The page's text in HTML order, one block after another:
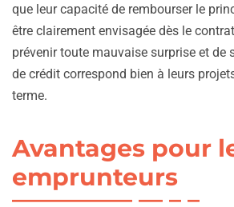
que leur capacité de rembourser le
être clairement envisagée dès le
prévenir toute mauvaise surprise et de
de crédit correspond bien à leurs
terme.
Avantages pour
emprunteurs